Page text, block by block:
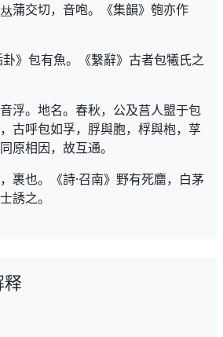
蒲交切，音咆。《集韻》匏亦作
卦》包有魚。《繫辭》古者包犧氏之
浮。地名。春秋，公及莒人盟于包
古呼包如孚，脬與胞，桴與枹，莩
原相因，故互通。
裹也。《詩·召南》野有死麕，白茅
誘之。